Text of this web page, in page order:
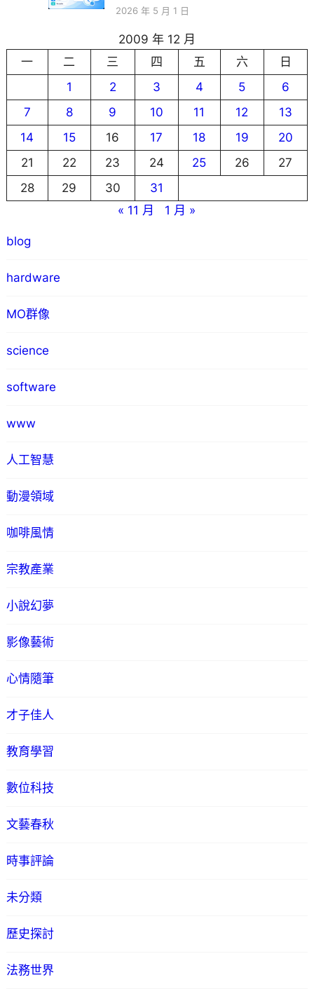
2026 年 5 月 1 日
2009 年 12 月
一
二 三 四 五 六
日
1
2 3 4 5
6
7
8 9 10 11 12
13
14
15 16 17 18 19
20
21
22 23 24 25 26
27
28
29 30
31
« 11 月
1 月 »
blog
hardware
MO群像
science
software
www
人工智慧
動漫領域
咖啡風情
宗教產業
小說幻夢
影像藝術
心情隨筆
才子佳人
教育學習
數位科技
文藝春秋
時事評論
未分類
歷史探討
法務世界